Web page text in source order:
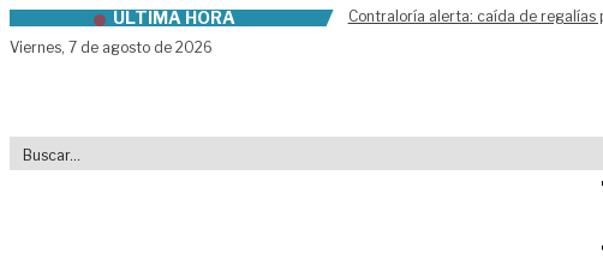
Skip to contentÚLTIMA HORA
Contraloría alerta: caída de regalías
Viernes, 7 de agosto de 2026